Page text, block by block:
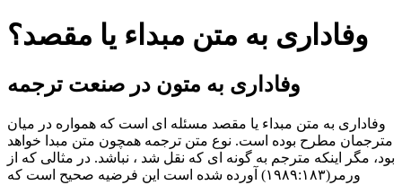
وفاداری به متن مبداء یا مقصد؟
وفاداری به متون در صنعت ترجمه
وفاداری به متن مبداء یا مقصد مسئله ای است که همواره در میان
مترجمان مطرح بوده است. نوع متن ترجمه همچون متن مبدا خواهد
بود، مگر اینکه مترجم به گونه ای که نقل شد ، نباشد. در مثالی که از
ورمر(۱۹۸۹:۱۸۳) آورده شده است این فرضیه صحیح است که